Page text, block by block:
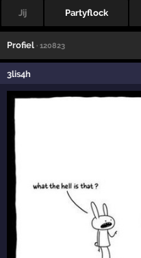
Jij Partyflock
Profiel · 120823
3lis4h